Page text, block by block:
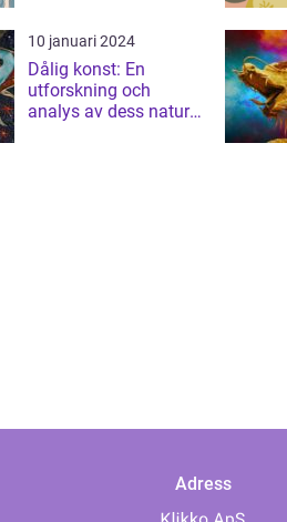
10 januari 2024
Dålig konst: En
utforskning och
analys av dess natur
Adress